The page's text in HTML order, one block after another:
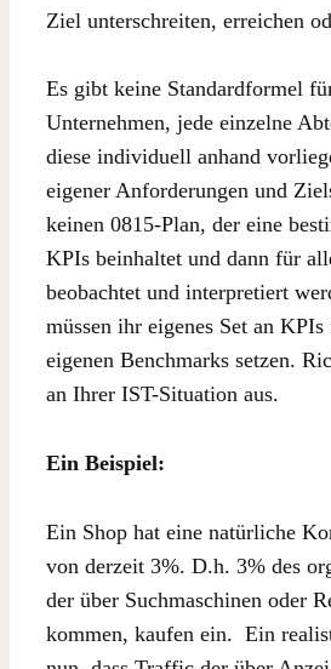
Ziel unterschreiten, erreichen
Es gibt keine Standardformel
Unternehmen, jede einzelne
diese individuell anhand
eigener Anforderungen und
keinen 0815-Plan, der eine
KPIs beinhaltet und dann für
beobachtet und interpretiert
müssen ihr eigenes Set an
eigenen Benchmarks setzen.
an Ihrer IST-Situation aus.
Ein Beispiel:
Ein Shop hat eine natürliche
von derzeit 3%. D.h. 3% des
der über Suchmaschinen oder
kommen, kaufen ein. Ein